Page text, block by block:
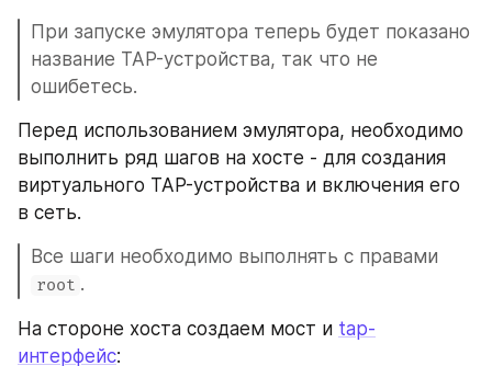
При запуске эмулятора теперь будет показано
название TAP-устройства, так что не
ошибетесь.
Перед использованием эмулятора, необходимо
выполнить ряд шагов на хосте - для создания
виртуального TAP-устройства и включения его
в сеть.
root .
На стороне хоста создаем мост и tap-
интерфейс: